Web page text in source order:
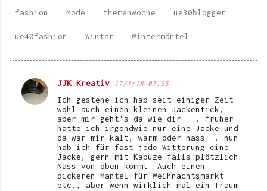
fashion Mode themenwoche ue30blogger
ue40fashion Winter Wintermäntel
K
JJK Kreativ 17/1/18 07:35
Ich gestehe ich hab seit einiger Zeit
wohl auch einen kleinen Jackentick,
aber mir geht's da wie dir ... früher
hatte ich irgendwie nur eine Jacke und
da war mir kalt, warm oder nass... nun
hab ich für fast jede Witterung eine
Jacke, gern mit Kapuze falls plötzlich
Nass von oben kommt. Auch einen
dickeren Mantel für Weihnachtsmarkt
etc., aber wenn wirklich mal ein Traum